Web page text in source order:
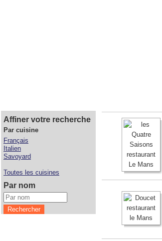
Affiner votre recherche
Par cuisine
Français
Italien
Savoyard
Toutes les cuisines
Par nom